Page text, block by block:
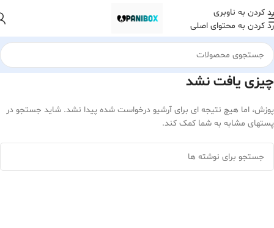
رد کردن به ناوبری
رد کردن به محتوای اصلی
چیزی یافت نشد
پوزش، اما هیچ نتیجه ای برای آرشیو درخواست شده پیدا نشد. شاید جستجو در
پستهای مشابه به شما کمک کند.